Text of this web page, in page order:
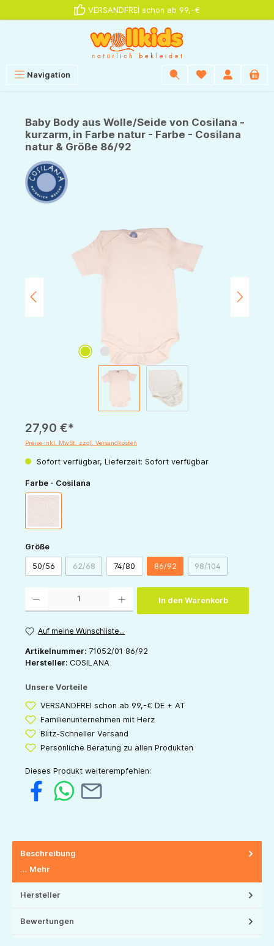
VERSANDFREI schon ab 99,-€
Navigation
Baby Body aus Wolle/Seide von Cosilana -
kurzarm, in Farbe natur - Farbe - Cosilana
natur & Größe 86/92
Bildergalerie überspringen
27,90 €*
Preise inkl. MwSt. zzgl. Versandkosten
Sofort verfügbar, Lieferzeit: Sofort verfügbar
Farbe - Cosilana
Größeauswählen
50/56 62/68(Diese Option ist zurzeit nicht verfügbar.)
74/80 86/92 98/104(Diese Option ist
In den Warenkorb
Auf meine Wunschliste...
Artikelnummer: 71052/01 86/92
Hersteller: COSILANA
Unsere Vorteile
VERSANDFREI schon ab 99,-€ DE + AT
Familienunternehmen mit Herz
Blitz-Schneller Versand
Persönliche Beratung zu allen Produkten
Dieses Produkt weiterempfehlen:
Beschreibung
… Mehr
Hersteller
Bewertungen